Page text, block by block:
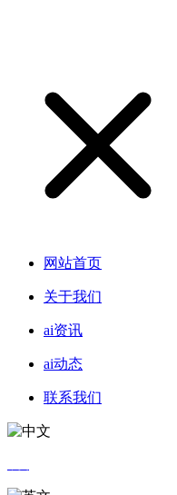
网站首页
关于我们
ai资讯
ai动态
联系我们